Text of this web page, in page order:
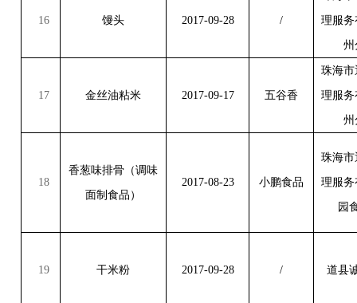
16 馒头 2017-09-28 / 理服务
州
17 金丝油粘米 2017-09-17 五谷香
珠海市
理服务
州
18
香葱味排骨（调味
面制食品）
2017-08-23 小鹏食品
珠海市
理服务
园
19 干米粉 2017-09-28 / 道县